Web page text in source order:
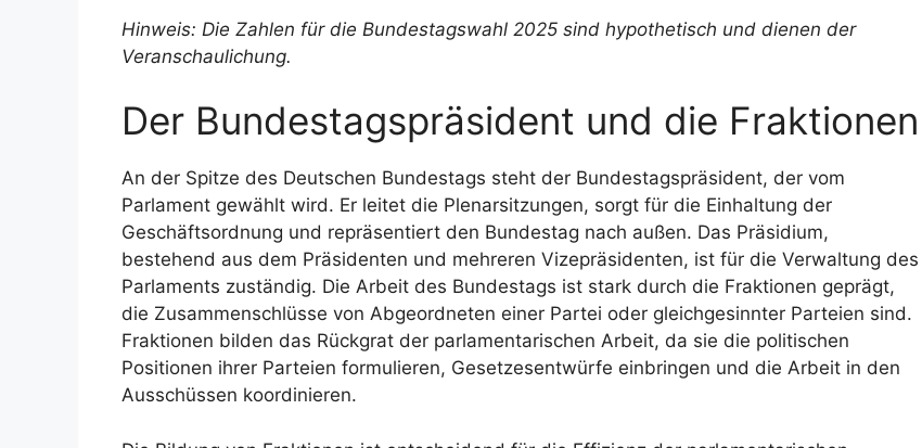
Hinweis: Die Zahlen für die Bundestagswahl 2025 sind hypothetisch und dienen der
Veranschaulichung.
Der Bundestagspräsident und die Fraktionen
An der Spitze des Deutschen Bundestags steht der Bundestagspräsident, der vom
Parlament gewählt wird. Er leitet die Plenarsitzungen, sorgt für die Einhaltung der
Geschäftsordnung und repräsentiert den Bundestag nach außen. Das Präsidium,
bestehend aus dem Präsidenten und mehreren Vizepräsidenten, ist für die Verwaltung des
Parlaments zuständig. Die Arbeit des Bundestags ist stark durch die Fraktionen geprägt,
die Zusammenschlüsse von Abgeordneten einer Partei oder gleichgesinnter Parteien sind.
Fraktionen bilden das Rückgrat der parlamentarischen Arbeit, da sie die politischen
Positionen ihrer Parteien formulieren, Gesetzesentwürfe einbringen und die Arbeit in den
Ausschüssen koordinieren.